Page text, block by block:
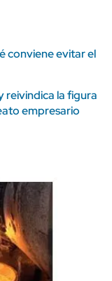
conviene evitar el
reivindica la figura
empresario